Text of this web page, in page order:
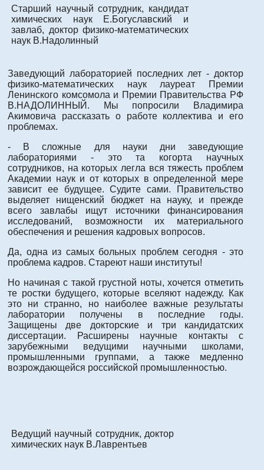
Старший научный сотрудник, кандидат
химических наук Е.Богуславский и
завлаб, доктор физико-математических
наук В.Надолинный
Заведующий лабораторией последних лет - доктор
физико-математических наук лауреат Премии
Ленинского комсомола и Премии Правительства РФ
В.НАДОЛИННЫЙ. Мы попросили Владимира
Акимовича рассказать о работе коллектива и его
проблемах.
- В сложные для науки дни заведующие
лабораториями - это та когорта научных
сотрудников, на которых легла вся тяжесть проблем
Академии наук и от которых в определенной мере
зависит ее будущее. Судите сами. Правительство
выделяет нищенский бюджет на науку, и прежде
всего завлабы ищут источники финансирования
исследований, возможности их материального
обеспечения и решения кадровых вопросов.
Да, одна из самых больных проблем сегодня - это
проблема кадров. Стареют наши институты!
Но начиная с такой грустной ноты, хочется отметить
те ростки будущего, которые вселяют надежду. Как
это ни странно, но наиболее важные результаты
лаборатории получены в последние годы.
Защищены две докторские и три кандидатских
диссертации. Расширены научные контакты с
зарубежными ведущими научными школами,
промышленными группами, а также медленно
возрождающейся российской промышленностью.
Ведущий научный сотрудник, доктор
химических наук В.Лаврентьев